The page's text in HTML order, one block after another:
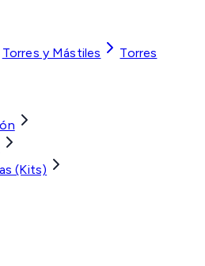
Torres y Mástiles
Torres
(Kits)